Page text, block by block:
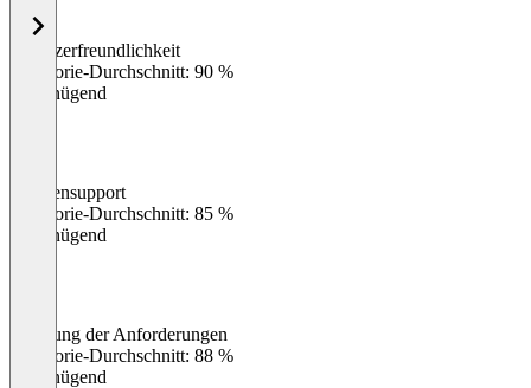
Benutzerfreundlichkeit
Kategorie-Durchschnitt: 90 %
Ungenügend
Kundensupport
Kategorie-Durchschnitt: 85 %
Ungenügend
Erfüllung der Anforderungen
Kategorie-Durchschnitt: 88 %
Ungenügend